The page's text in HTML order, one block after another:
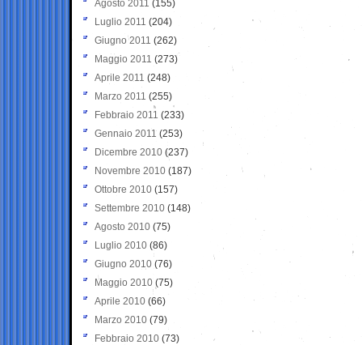
Agosto 2011 (155)
Luglio 2011 (204)
Giugno 2011 (262)
Maggio 2011 (273)
Aprile 2011 (248)
Marzo 2011 (255)
Febbraio 2011 (233)
Gennaio 2011 (253)
Dicembre 2010 (237)
Novembre 2010 (187)
Ottobre 2010 (157)
Settembre 2010 (148)
Agosto 2010 (75)
Luglio 2010 (86)
Giugno 2010 (76)
Maggio 2010 (75)
Aprile 2010 (66)
Marzo 2010 (79)
Febbraio 2010 (73)